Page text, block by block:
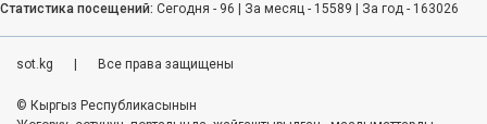
Статистика посещений: Сегодня - 96 | За месяц - 15589 | За год - 163026
sot.kg Все права защищены
© Кыргыз Республикасынын